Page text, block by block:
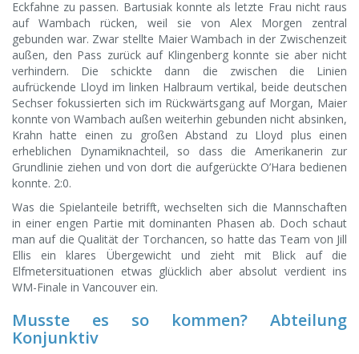
Eckfahne zu passen. Bartusiak konnte als letzte Frau nicht raus
auf Wambach rücken, weil sie von Alex Morgen zentral
gebunden war. Zwar stellte Maier Wambach in der Zwischenzeit
außen, den Pass zurück auf Klingenberg konnte sie aber nicht
verhindern. Die schickte dann die zwischen die Linien
aufrückende Lloyd im linken Halbraum vertikal, beide deutschen
Sechser fokussierten sich im Rückwärtsgang auf Morgan, Maier
konnte von Wambach außen weiterhin gebunden nicht absinken,
Krahn hatte einen zu großen Abstand zu Lloyd plus einen
erheblichen Dynamiknachteil, so dass die Amerikanerin zur
Grundlinie ziehen und von dort die aufgerückte O’Hara bedienen
konnte. 2:0.
Was die Spielanteile betrifft, wechselten sich die Mannschaften
in einer engen Partie mit dominanten Phasen ab. Doch schaut
man auf die Qualität der Torchancen, so hatte das Team von Jill
Ellis ein klares Übergewicht und zieht mit Blick auf die
Elfmetersituationen etwas glücklich aber absolut verdient ins
WM-Finale in Vancouver ein.
Musste es so kommen? Abteilung
Konjunktiv